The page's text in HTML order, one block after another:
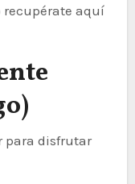
recupérate aquí
para disfrutar